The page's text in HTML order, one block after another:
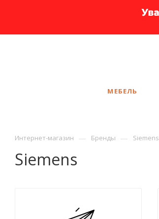
МЕБЕЛЬ
Интернет-магазин — Бренды — Siemens
Siemens